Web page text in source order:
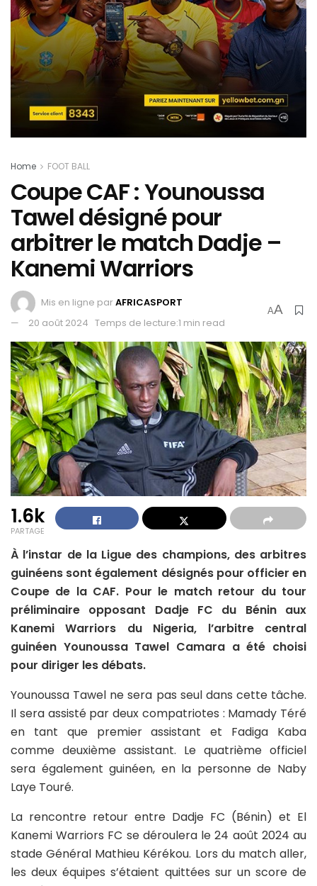
Home FOOT BALL
Coupe CAF : Younoussa
Tawel désigné pour
arbitrer le match Dadje –
Kanemi Warriors
Mis en ligne parAFRICASPORT
20 août 2024 Temps de lecture:1 min read
AA
1.6k
PARTAGE
À l’instar de la Ligue des champions, des arbitres
guinéens sont également désignés pour officier en
Coupe de la CAF. Pour le match retour du tour
préliminaire opposant Dadje FC du Bénin aux
Kanemi Warriors du Nigeria, l’arbitre central
guinéen Younoussa Tawel Camara a été choisi
pour diriger les débats.
Younoussa Tawel ne sera pas seul dans cette tâche.
Il sera assisté par deux compatriotes : Mamady Téré
en tant que premier assistant et Fadiga Kaba
comme deuxième assistant. Le quatrième officiel
sera également guinéen, en la personne de Naby
Laye Touré.
La rencontre retour entre Dadje FC (Bénin) et El
Kanemi Warriors FC se déroulera le 24 août 2024 au
stade Général Mathieu Kérékou. Lors du match aller,
les deux équipes s’étaient quittées sur un score de